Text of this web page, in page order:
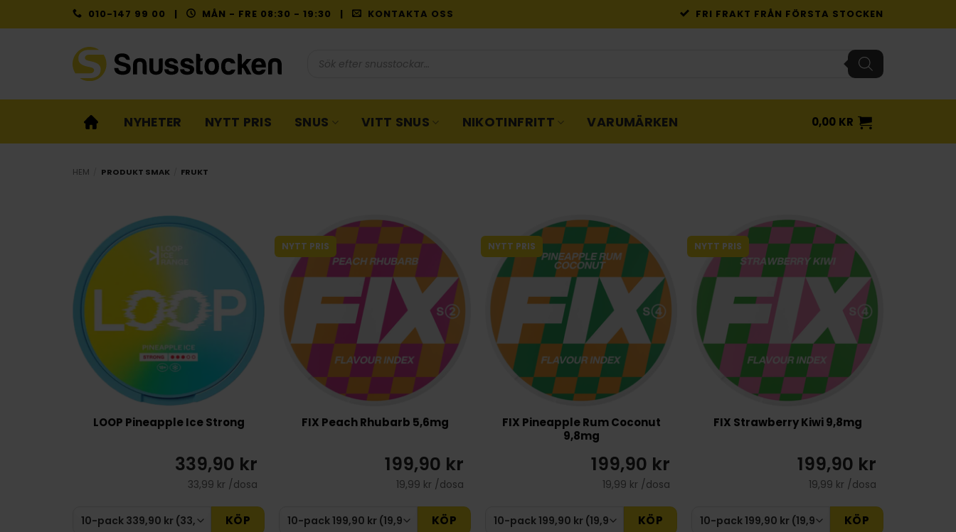
to
010-147 99 00 | MÅN - FRE 08:30 - 19:30 | KONTAKTA OSS FRI FRAKT FRÅN FÖRSTA STOCKEN
NYHETER NYTT PRIS SNUS VITT SNUS NIKOTINFRITT VARUMÄRKEN 0,00 KR
HEM PRODUKT SMAK FRUKT
LOOP Pineapple Ice Strong
339,90 kr
33,99 kr /dosa
KÖP
NYTT PRIS
FIX Peach Rhubarb 5,6mg
199,90 kr
19,99 kr /dosa
KÖP
NYTT PRIS
FIX Pineapple Rum Coconut
9,8mg
199,90 kr
19,99 kr /dosa
KÖP
NYTT PRIS
FIX Strawberry Kiwi 9,8mg
199,90 kr
19,99 kr /dosa
KÖP